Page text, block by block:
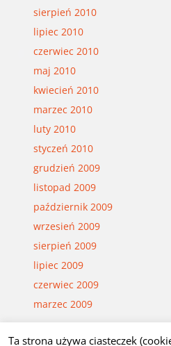
sierpień 2010
lipiec 2010
czerwiec 2010
maj 2010
kwiecień 2010
marzec 2010
luty 2010
styczeń 2010
grudzień 2009
listopad 2009
październik 2009
wrzesień 2009
sierpień 2009
lipiec 2009
czerwiec 2009
marzec 2009
Ta strona używa ciasteczek